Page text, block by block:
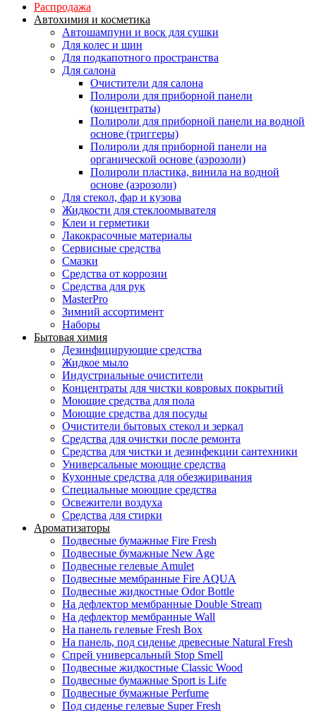
Распродажа
Автохимия и косметика
Автошампуни и воск для сушки
Для колес и шин
Для подкапотного пространства
Для салона
Очистители для салона
Полироли для приборной панели
(концентраты)
Полироли для приборной панели на водной
основе (триггеры)
Полироли для приборной панели на
органической основе (аэрозоли)
Полироли пластика, винила на водной
основе (аэрозоли)
Для стекол, фар и кузова
Жидкости для стеклоомывателя
Клеи и герметики
Лакокрасочные материалы
Сервисные средства
Смазки
Средства от коррозии
Средства для рук
MasterPro
Зимний ассортимент
Наборы
Бытовая химия
Дезинфицирующие средства
Жидкое мыло
Индустриальные очистители
Концентраты для чистки ковровых покрытий
Моющие средства для пола
Моющие средства для посуды
Очистители бытовых стекол и зеркал
Средства для очистки после ремонта
Средства для чистки и дезинфекции сантехники
Универсальные моющие средства
Кухонные средства для обезжиривания
Специальные моющие средства
Освежители воздуха
Средства для стирки
Ароматизаторы
Подвесные бумажные Fire Fresh
Подвесные бумажные New Age
Подвесные гелевые Amulet
Подвесные мембранные Fire AQUA
Подвесные жидкостные Odor Bottle
На дефлектор мембранные Double Stream
На дефлектор мембранные Wall
На панель гелевые Fresh Box
На панель, под сиденье древесные Natural Fresh
Спрей универсальный Stop Smell
Подвесные жидкостные Classic Wood
Подвесные бумажные Sport is Life
Подвесные бумажные Perfume
Под сиденье гелевые Super Fresh